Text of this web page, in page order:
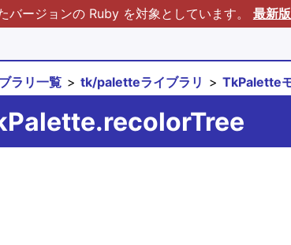
バージョンの Ruby を対象としています。 最新
ラリ一覧 tk/paletteライブラリ TkPalette